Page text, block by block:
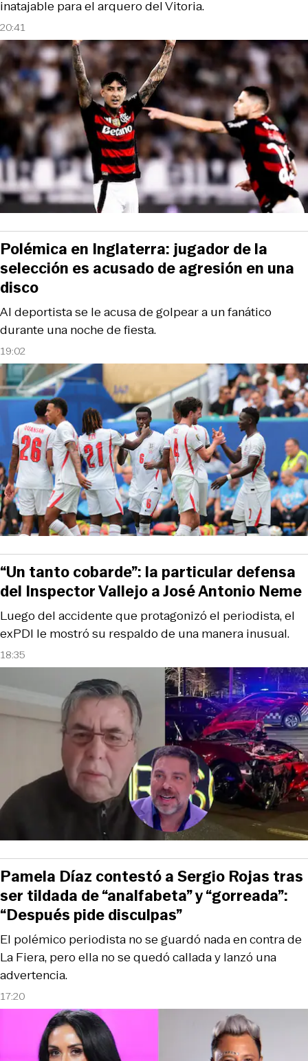
20:41
inatajable para el arquero del Vitoria.
19:02
Al deportista se le acusa de golpear a un fanático
durante una noche de fiesta.
Polémica en Inglaterra: jugador de la
selección es acusado de agresión en una
disco
18:35
Luego del accidente que protagonizó el periodista, el
exPDI le mostró su respaldo de una manera inusual.
“Un tanto cobarde”: la particular defensa
del Inspector Vallejo a José Antonio Neme
17:20
El polémico periodista no se guardó nada en contra de
La Fiera, pero ella no se quedó callada y lanzó una
advertencia.
Pamela Díaz contestó a Sergio Rojas tras
ser tildada de “analfabeta” y “gorreada”:
“Después pide disculpas”